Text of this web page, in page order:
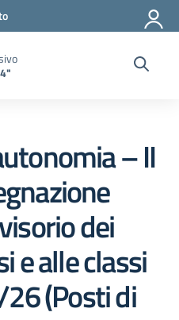
– II
dei
e alle classi
26 (Posti di